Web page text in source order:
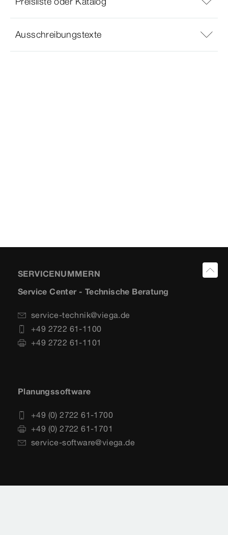
Ausschreibungstexte
SERVICENUMMERN
Service Center - Technische Beratung
service-technik@viega.de
+49 2722 61-1100
+49 2722 61-1101
Planungssoftware
+49 (0) 2722 61-1700
+49 (0) 2722 61-1701
service-software@viega.de